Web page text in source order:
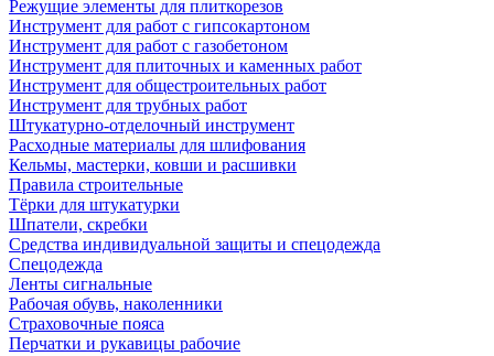
Режущие элементы для плиткорезов
Инструмент для работ с гипсокартоном
Инструмент для работ с газобетоном
Инструмент для плиточных и каменных работ
Инструмент для общестроительных работ
Инструмент для трубных работ
Штукатурно-отделочный инструмент
Расходные материалы для шлифования
Кельмы, мастерки, ковши и расшивки
Правила строительные
Тёрки для штукатурки
Шпатели, скребки
Средства индивидуальной защиты и спецодежда
Спецодежда
Ленты сигнальные
Рабочая обувь, наколенники
Страховочные пояса
Перчатки и рукавицы рабочие